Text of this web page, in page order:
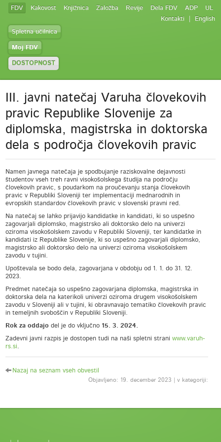
FDV Kakovost Knjižnica Založba Revije Dela FDV ADP
UL
Kontakti
English
Spletna učilnica
Moj FDV
DOSTOPNOST
III. javni natečaj Varuha človekovih
pravic Republike Slovenije za
diplomska, magistrska in doktorska
dela s področja človekovih pravic
Namen javnega natečaja je spodbujanje raziskovalne dejavnosti
študentov vseh treh ravni visokošolskega študija na področju
človekovih pravic, s poudarkom na proučevanju stanja človekovih
pravic v Republiki Sloveniji ter implementaciji mednarodnih in
evropskih standardov človekovih pravic v slovenski pravni red.
Na natečaj se lahko prijavijo kandidatke in kandidati, ki so uspešno
zagovarjali diplomsko, magistrsko ali doktorsko delo na univerzi
oziroma visokošolskem zavodu v Republiki Sloveniji, ter kandidatke in
kandidati iz Republike Slovenije, ki so uspešno zagovarjali diplomsko,
magistrsko ali doktorsko delo na univerzi oziroma visokošolskem
zavodu v tujini.
Upoštevala se bodo dela, zagovarjana v obdobju od 1. 1. do 31. 12.
2023.
Predmet natečaja so uspešno zagovarjana diplomska, magistrska in
doktorska dela na katerikoli univerzi oziroma drugem visokošolskem
zavodu v Sloveniji ali v tujini, ki obravnavajo tematiko človekovih pravic
in temeljnih svoboščin v Republiki Sloveniji.
Rok za oddajodel je do vključno 15. 3. 2024.
Zadevni javni razpis je dostopen tudi na naši spletni straniwww.varuh-
rs.si.
Nazaj na seznam vseh obvestil
Objavljeno: 19. december 2023 | v kategoriji: